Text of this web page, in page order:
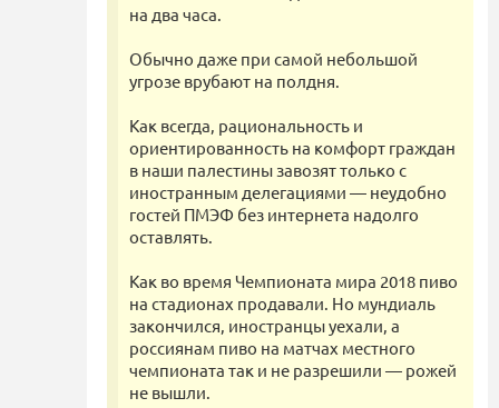
на два часа.
Обычно даже при самой небольшой
угрозе врубают на полдня.
Как всегда, рациональность и
ориентированность на комфорт граждан
в наши палестины завозят только с
иностранным делегациями — неудобно
гостей ПМЭФ без интернета надолго
оставлять.
Как во время Чемпионата мира 2018 пиво
на стадионах продавали. Но мундиаль
закончился, иностранцы уехали, а
россиянам пиво на матчах местного
чемпионата так и не разрешили — рожей
не вышли.